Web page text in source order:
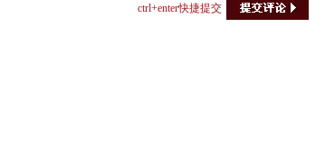
ctrl+enter快捷提交